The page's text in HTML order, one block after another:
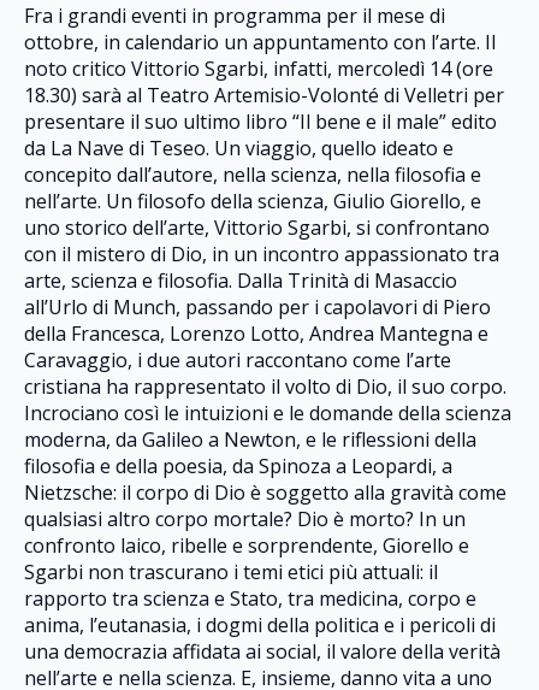
Fra i grandi eventi in programma per il mese di
ottobre, in calendario un appuntamento con l’arte. Il
noto critico Vittorio Sgarbi, infatti, mercoledì 14 (ore
18.30) sarà al Teatro Artemisio-Volonté di Velletri per
presentare il suo ultimo libro “Il bene e il male” edito
da La Nave di Teseo. Un viaggio, quello ideato e
concepito dall’autore, nella scienza, nella filosofia e
nell’arte. Un filosofo della scienza, Giulio Giorello, e
uno storico dell’arte, Vittorio Sgarbi, si confrontano
con il mistero di Dio, in un incontro appassionato tra
arte, scienza e filosofia. Dalla Trinità di Masaccio
all’Urlo di Munch, passando per i capolavori di Piero
della Francesca, Lorenzo Lotto, Andrea Mantegna e
Caravaggio, i due autori raccontano come l’arte
cristiana ha rappresentato il volto di Dio, il suo corpo.
Incrociano così le intuizioni e le domande della scienza
moderna, da Galileo a Newton, e le riflessioni della
filosofia e della poesia, da Spinoza a Leopardi, a
Nietzsche: il corpo di Dio è soggetto alla gravità come
qualsiasi altro corpo mortale? Dio è morto? In un
confronto laico, ribelle e sorprendente, Giorello e
Sgarbi non trascurano i temi etici più attuali: il
rapporto tra scienza e Stato, tra medicina, corpo e
anima, l’eutanasia, i dogmi della politica e i pericoli di
una democrazia affidata ai social, il valore della verità
nell’arte e nella scienza. E, insieme, danno vita a uno